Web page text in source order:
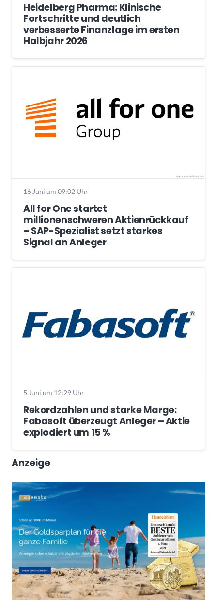
Heidelberg Pharma: Klinische
Fortschritte und deutlich
verbesserte Finanzlage im ersten
Halbjahr 2026
16 Juni um 09:02 Uhr
All for One startet
millionenschweren Aktienrückkauf
– SAP-Spezialist setzt starkes
Signal an Anleger
5 Juni um 12:29 Uhr
Rekordzahlen und starke Marge:
Fabasoft überzeugt Anleger – Aktie
explodiert um 15 %
Anzeige